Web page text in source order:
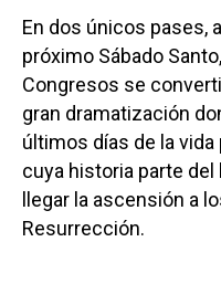
En dos únicos pases,
próximo Sábado
Congresos se
gran dramatización
últimos días de la
cuya historia parte
llegar la ascensión a
Resurrección.